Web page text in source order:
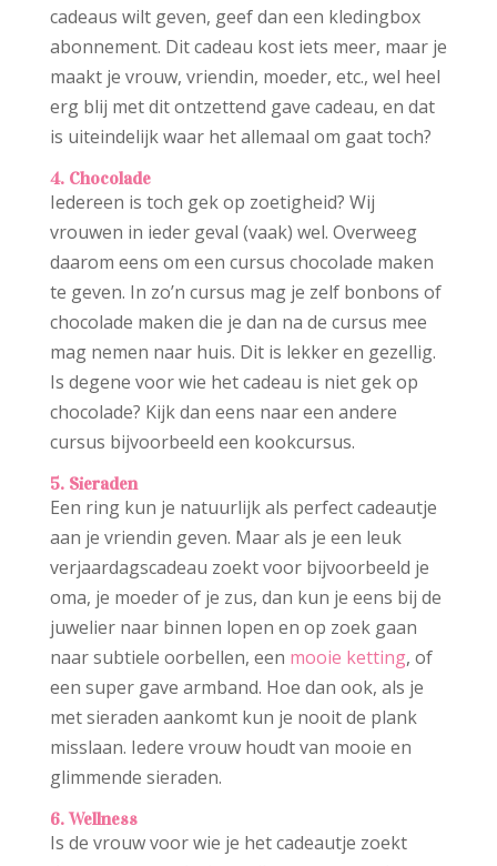
cadeaus wilt geven, geef dan een kledingbox
abonnement. Dit cadeau kost iets meer, maar je
maakt je vrouw, vriendin, moeder, etc., wel heel
erg blij met dit ontzettend gave cadeau, en dat
is uiteindelijk waar het allemaal om gaat toch?
4. Chocolade
Iedereen is toch gek op zoetigheid? Wij
vrouwen in ieder geval (vaak) wel. Overweeg
daarom eens om een cursus chocolade maken
te geven. In zo’n cursus mag je zelf bonbons of
chocolade maken die je dan na de cursus mee
mag nemen naar huis. Dit is lekker en gezellig.
Is degene voor wie het cadeau is niet gek op
chocolade? Kijk dan eens naar een andere
cursus bijvoorbeeld een kookcursus.
5. Sieraden
Een ring kun je natuurlijk als perfect cadeautje
aan je vriendin geven. Maar als je een leuk
verjaardagscadeau zoekt voor bijvoorbeeld je
oma, je moeder of je zus, dan kun je eens bij de
juwelier naar binnen lopen en op zoek gaan
naar subtiele oorbellen, een mooie ketting, of
een super gave armband. Hoe dan ook, als je
met sieraden aankomt kun je nooit de plank
misslaan. Iedere vrouw houdt van mooie en
glimmende sieraden.
6. Wellness
Is de vrouw voor wie je het cadeautje zoekt